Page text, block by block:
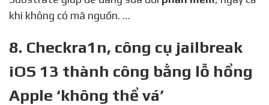
khi không có mã nguồn. …
8. Checkra1n, công cụ jailbreak
iOS 13 thành công bằng lỗ hổng
Apple ‘không thể vá’